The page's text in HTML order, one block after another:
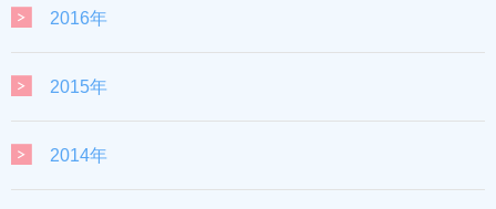
2016年
2015年
2014年